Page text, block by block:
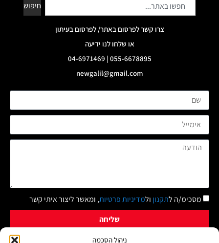
ניהול הסכמה
חיפוש
צרו קשר לפרסום באתר/ לפרסום בעיתון
או שלחו לנו ידיעה
055-6678895 | 04-6971469
newgalil@gmail.com
מסכימ/ה לתקנון ולמדיניות פרטיות, ומאשר ליצור איתי קשר
שליחה